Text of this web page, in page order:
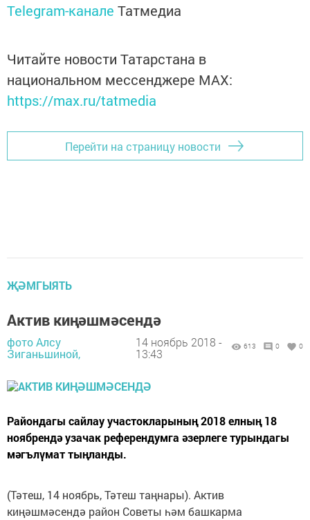
Telegram-канале Татмедиа
Читайте новости Татарстана в
национальном мессенджере MАХ:
https://max.ru/tatmedia
Перейти на страницу новости
ҖӘМГЫЯТЬ
Актив киңәшмәсендә
фото Алсу
Зиганьшиной,
14 ноябрь 2018 -
13:43
613 0 0
Райондагы сайлау участок­ларының 2018 елның 18
ноябрендә узачак референдумга әзерлеге турындагы
мәгълүмат тыңланды.
(Тәтеш, 14 ноябрь, Тәтеш таңнары). Актив
киңәшмәсендә район Советы һәм башкарма